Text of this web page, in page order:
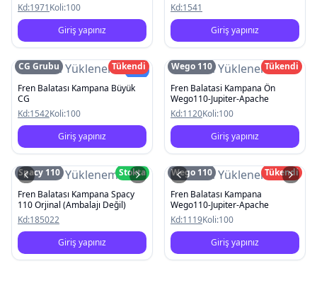
Kd:1971Koli:100
Giriş yapınız
Kd:1541
Giriş yapınız
Resim YüklenemediYeni
CG Grubu
Tükendi
Fren Balatası Kampana Büyük
CG
Kd:1542Koli:100
Giriş yapınız
Resim Yüklenemedi
Wego 110
Tükendi
Fren Balatasi Kampana Ön
Wego110-Jupiter-Apache
Kd:1120Koli:100
Giriş yapınız
Resim Yüklenemedi
Spacy 110
Stokta
Fren Balatası Kampana Spacy
110 Orjinal (Ambalajı Değil)
Kd:185022
Giriş yapınız
Resim Yüklenemedi
Wego 110
Tükendi
Fren Balatası Kampana
Wego110-Jupiter-Apache
Kd:1119Koli:100
Giriş yapınız